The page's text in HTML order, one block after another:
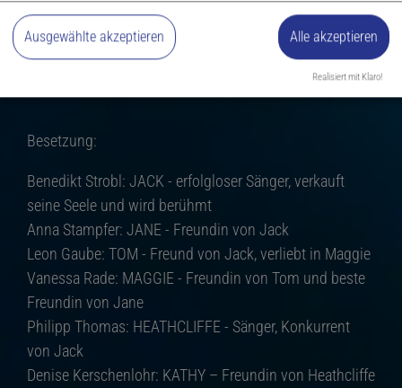
Besetzung:
Benedikt Strobl: JACK - erfolgloser Sänger, verkauft
seine Seele und wird berühmt
Anna Stampfer: JANE - Freundin von Jack
Leon Gaube: TOM - Freund von Jack, verliebt in Maggie
Vanessa Rade: MAGGIE - Freundin von Tom und beste
Freundin von Jane
Philipp Thomas: HEATHCLIFFE - Sänger, Konkurrent
von Jack
Denise Kerschenlohr: KATHY – Freundin von Heathcliffe
Ausgewählte akzeptieren Alle akzeptieren
Realisiert mit Klaro!